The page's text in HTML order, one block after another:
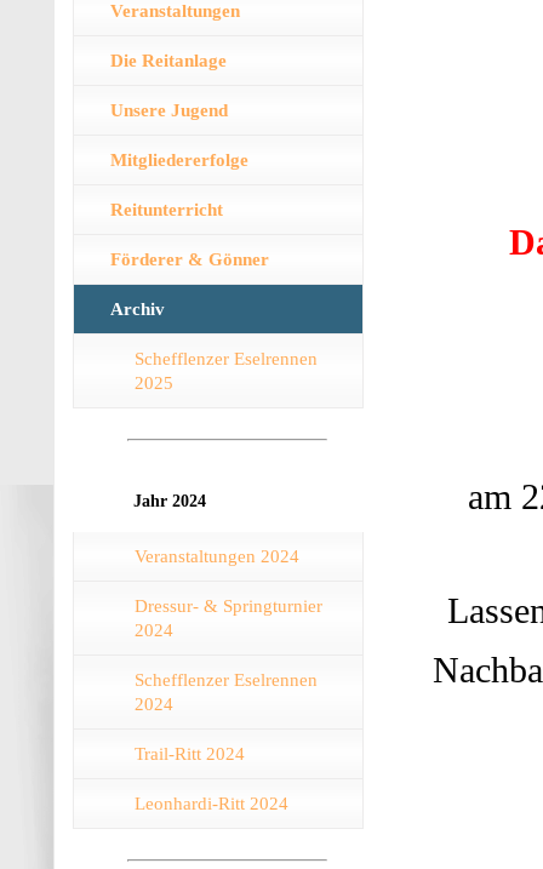
Veranstaltungen
Die Reitanlage
Unsere Jugend
Mitgliedererfolge
Reitunterricht
Förderer & Gönner
Archiv
Schefflenzer Eselrennen
2025
Jahr 2024
Veranstaltungen 2024
Dressur- & Springturnier
2024
Schefflenzer Eselrennen
2024
Trail-Ritt 2024
Leonhardi-Ritt 2024
am